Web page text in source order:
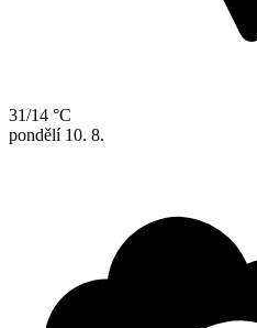
31/14 °C
pondělí 10. 8.